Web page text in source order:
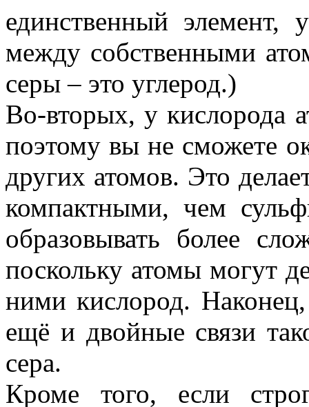
единственный элемент,
между собственными
серы – это углерод.)
Во-вторых, у кислорода
поэтому вы не сможете
других атомов. Это
компактными, чем
образовывать более
поскольку атомы могут
ними кислород.
ещё и двойные связи
сера.
Кроме того, если